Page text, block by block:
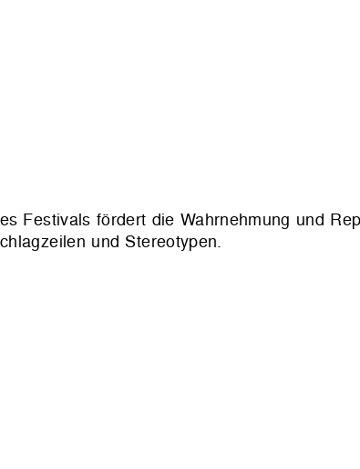
Festivals fördert die Wahrnehmung und
und Stereotypen.